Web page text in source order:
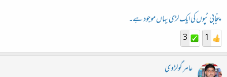
پنجابی ٹپوں کی ایک لڑی یہاں موجود ہے۔
1
3
عامر گولڑوی